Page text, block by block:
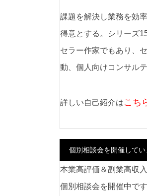
課題を解決し業務を効
得意とする。シリーズ
セラー作家でもあり、
動、個人向けコンサル
詳しい自己紹介はこち
個別相談会を開催してい
本業高評価＆副業高収
個別相談会を開催中です